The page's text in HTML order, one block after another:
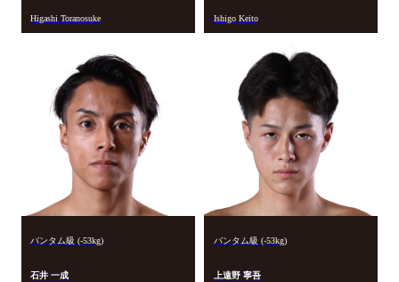
Higashi Toranosuke Ishigo Keito
バンタム級 (-53kg)
石井 一成
バンタム級 (-53kg)
上遠野 寧吾